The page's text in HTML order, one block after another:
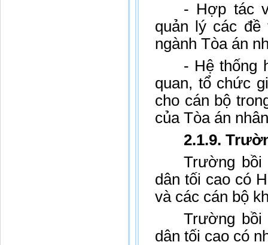
- Hợp tác
quản lý các đề
ngành Tòa án
- Hệ thống
quan, tổ chức
cho cán bộ
của Tòa án
2.1.9.
Trường bồi
dân tối cao có
và các cán bộ
Trường bồi
dân tối cao có